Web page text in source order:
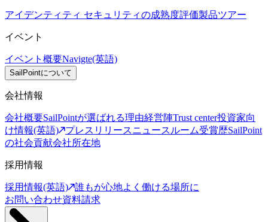
アイデンティティ セキュリティの成熟度評価製品ツアー
イベント
イベント概要Navigte(英語)
SailPointについて
会社情報
会社概要SailPointが選ばれる理由経営陣Trust center投資家向
け情報(英語)
プレスリリースニュースルーム受賞歴SailPoint
の社会貢献会社所在地
採用情報
採用情報(英語)
誰もが心地よく働ける場所に
お問い合わせ資料請求